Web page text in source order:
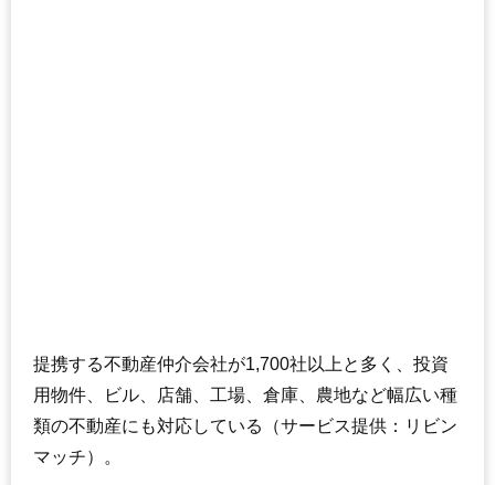
交通 片倉町駅（16分）、新横浜駅（20分）
相場 2,150万円～2,350万円
提携する不動産仲介会社が1,700社以上と多く、投資
用物件、ビル、店舗、工場、倉庫、農地など幅広い種
類の不動産にも対応している（サービス提供：リビン
マッチ）。